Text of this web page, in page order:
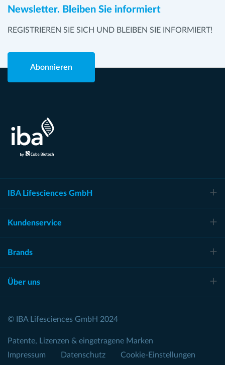
Newsletter. Bleiben Sie informiert
REGISTRIEREN SIE SICH UND BLEIBEN SIE INFORMIERT!
Abonnieren
IBA Lifesciences GmbH
Kundenservice
Brands
Über uns
© IBA Lifesciences GmbH 2024
Patente, Lizenzen & eingetragene Marken
Impressum
Datenschutz Cookie-Einstellungen